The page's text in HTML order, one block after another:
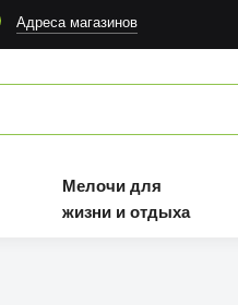
Адреса магазинов
Мелочи для
жизни и отдыха